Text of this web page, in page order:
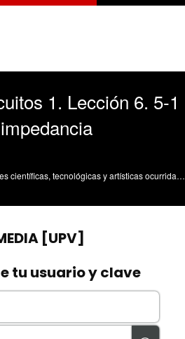
1. Lección 6. 5-1
Divulgación de las actividades científicas, tecnológicas y artísticas ocurridas en los tres campus de la UPV